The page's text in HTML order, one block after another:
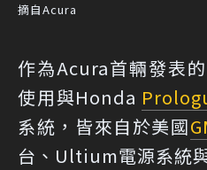
摘自Acura
作為Acura首輛發表的
使用與Honda
系統，皆來自於美國
台、Ultium電源系統